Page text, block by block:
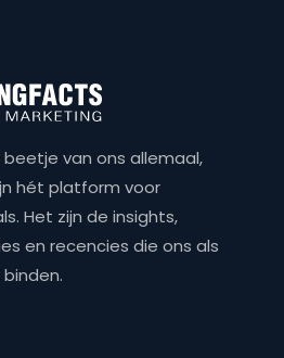
van ons allemaal,
hét platform voor
Het zijn de insights,
en recencies die ons als